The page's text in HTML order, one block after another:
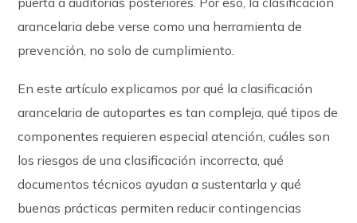
arancelaria debe verse como una herramienta de
prevención, no solo de cumplimiento.
En este artículo explicamos por qué la clasificación
arancelaria de autopartes es tan compleja, qué tipos de
componentes requieren especial atención, cuáles son
los riesgos de una clasificación incorrecta, qué
documentos técnicos ayudan a sustentarla y qué
buenas prácticas permiten reducir contingencias